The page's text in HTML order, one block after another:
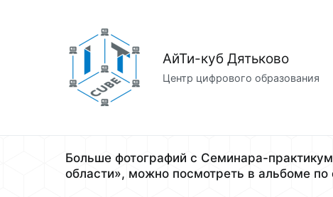
содержимому
АйТи-куб Дятьково
Центр цифрового образования
Больше фотографий с Семинара-
области», можно посмотреть в альбоме по